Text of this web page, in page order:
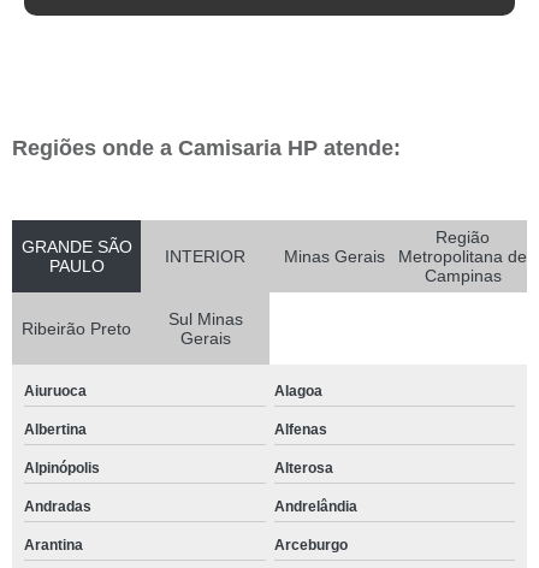
Regiões onde a Camisaria HP atende:
GRANDE SÃO
PAULO
INTERIOR Minas Gerais
Região
Metropolitana de
Campinas
Ribeirão Preto
Sul Minas
Gerais
Aiuruoca Alagoa
Albertina Alfenas
Alpinópolis Alterosa
Andradas Andrelândia
Arantina Arceburgo